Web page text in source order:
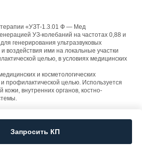
Запросить КП
терапии «УЗТ-1.3.01 Ф — Мед
УЗ-колебаний на частотах 0,88 и
генерирования ультразвуковых
воздействия ими на локальные участки
целью, в условиях медицинских
и косметологических
профилактической целью. Используется
кожи, внутренних органов, костно-